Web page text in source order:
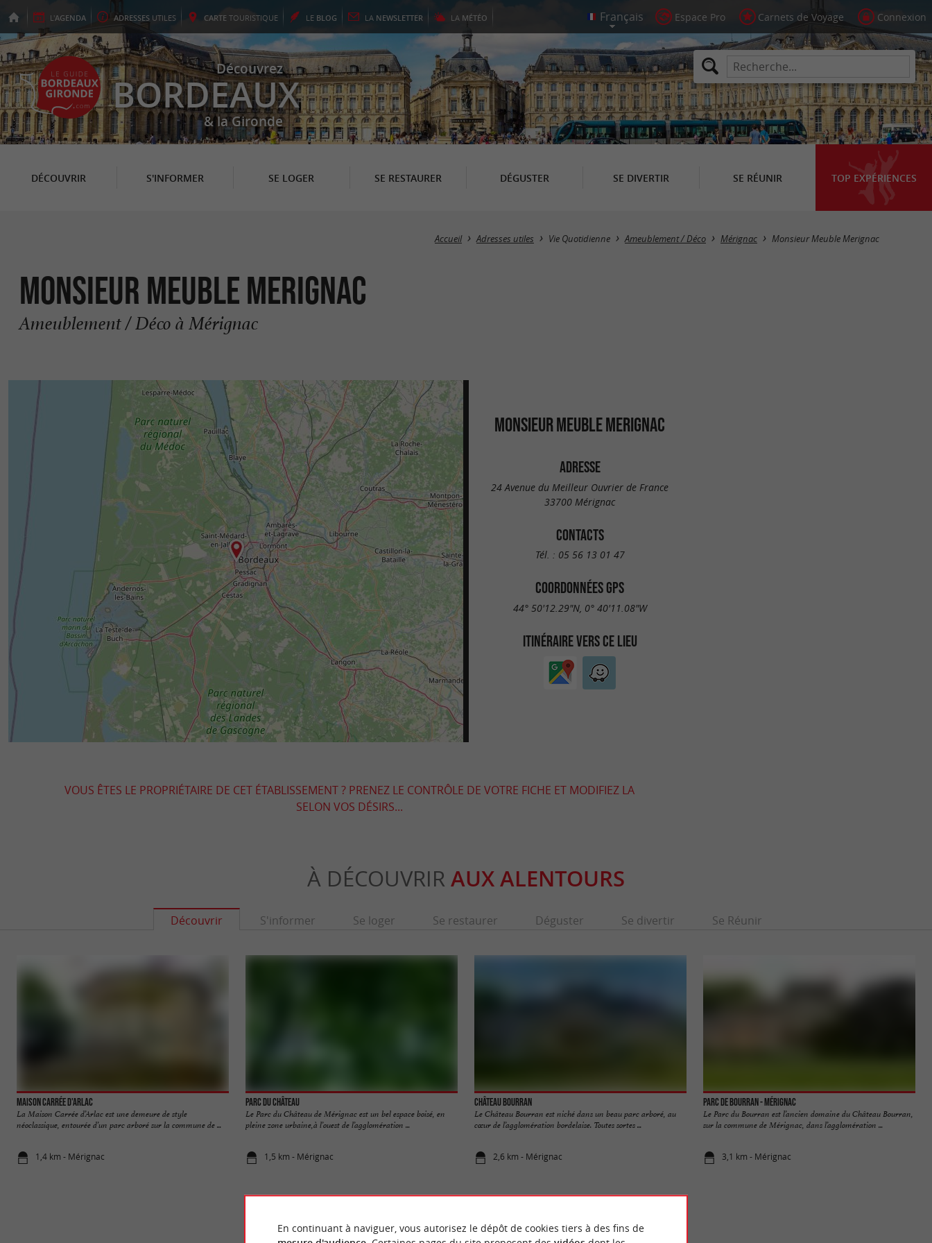
L'AGENDA ADRESSES UTILES CARTE TOURISTIQUE LE BLOG LA NEWSLETTER LA MÉTÉO Espace Pro Carnets de Voyage Connexion
Découvrez
BORDEAUX
& la Gironde
DÉCOUVRIR S'INFORMER SE LOGER SE RESTAURER DÉGUSTER SE DIVERTIR SE RÉUNIR TOP EXPÉRIENCES
Accueil Adresses utiles Vie Quotidienne Ameublement / Déco Mérignac Monsieur Meuble Merignac
Monsieur Meuble Merignac
Ameublement / Déco à Mérignac
MONSIEUR MEUBLE MERIGNAC
ADRESSE
24 Avenue du Meilleur Ouvrier de France
33700 Mérignac
CONTACTS
Tél. : 05 56 13 01 47
COORDONNÉES GPS
44° 50'12.29"N, 0° 40'11.08"W
ITINÉRAIRE VERS CE LIEU
VOUS ÊTES LE PROPRIÉTAIRE DE CET ÉTABLISSEMENT ? PRENEZ LE CONTRÔLE DE VOTRE FICHE ET MODIFIEZ LA
SELON VOS DÉSIRS...
À DÉCOUVRIR AUX ALENTOURS
Découvrir S'informer Se loger Se restaurer Déguster Se divertir Se Réunir
Maison Carrée d'Arlac
La Maison Carrée d’Arlac est une demeure de style
néoclassique, entourée d’un parc arboré sur la commune de ...
1,4 km - Mérignac
Parc du Château
Le Parc du Château de Mérignac est un bel espace boisé, en
pleine zone urbaine,à l’ouest de l’agglomération ...
1,5 km - Mérignac
Château Bourran
Le Château Bourran est niché dans un beau parc arboré, au
cœur de l’agglomération bordelaise. Toutes sortes ...
2,6 km - Mérignac
Parc de Bourran - Mérignac
Le Parc du Bourran est l’ancien domaine du Château Bourran,
sur la commune de Mérignac, dans l’agglomération ...
3,1 km - Mérignac
En continuant à naviguer, vous autorisez le dépôt de cookies tiers à des fins de